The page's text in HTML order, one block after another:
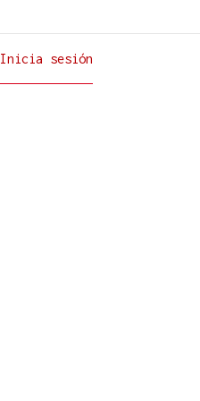
Inicia sesión